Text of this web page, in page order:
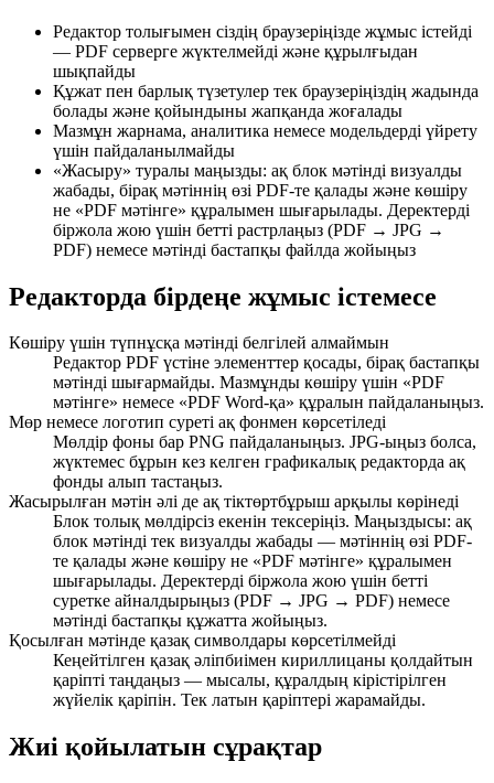
Редактор толығымен сіздің браузеріңізде жұмыс істейді
— PDF серверге жүктелмейді және құрылғыдан
шықпайды
Құжат пен барлық түзетулер тек браузеріңіздің жадында
болады және қойындыны жапқанда жоғалады
Мазмұн жарнама, аналитика немесе модельдерді үйрету
үшін пайдаланылмайды
«Жасыру» туралы маңызды: ақ блок мәтінді визуалды
жабады, бірақ мәтіннің өзі PDF-те қалады және көшіру
не «PDF мәтінге» құралымен шығарылады. Деректерді
біржола жою үшін бетті растрлаңыз (PDF → JPG →
PDF) немесе мәтінді бастапқы файлда жойыңыз
Редакторда бірдеңе жұмыс істемесе
Көшіру үшін түпнұсқа мәтінді белгілей алмаймын
Редактор PDF үстіне элементтер қосады, бірақ бастапқы
мәтінді шығармайды. Мазмұнды көшіру үшін «PDF
мәтінге» немесе «PDF Word-қа» құралын пайдаланыңыз.
Мөр немесе логотип суреті ақ фонмен көрсетіледі
Мөлдір фоны бар PNG пайдаланыңыз. JPG-ыңыз болса,
жүктемес бұрын кез келген графикалық редакторда ақ
фонды алып тастаңыз.
Жасырылған мәтін әлі де ақ тіктөртбұрыш арқылы көрінеді
Блок толық мөлдірсіз екенін тексеріңіз. Маңыздысы: ақ
блок мәтінді тек визуалды жабады — мәтіннің өзі PDF-
те қалады және көшіру не «PDF мәтінге» құралымен
шығарылады. Деректерді біржола жою үшін бетті
суретке айналдырыңыз (PDF → JPG → PDF) немесе
мәтінді бастапқы құжатта жойыңыз.
Қосылған мәтінде қазақ символдары көрсетілмейді
Кеңейтілген қазақ әліпбиімен кириллицаны қолдайтын
қаріпті таңдаңыз — мысалы, құралдың кірістірілген
жүйелік қаріпін. Тек латын қаріптері жарамайды.
Жиі қойылатын сұрақтар